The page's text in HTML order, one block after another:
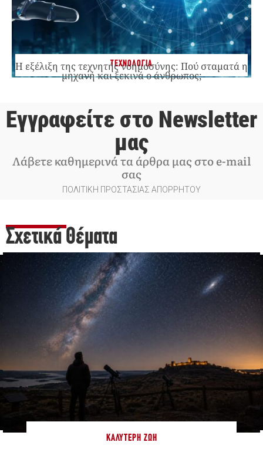
ΤΕΧΝΟΛΟΓΙΑ
Η εξέλιξη της τεχνητής νοημοσύνης: Πού σταματά η
μηχανή και ξεκινά ο άνθρωπος;
Εγγραφείτε στο Newsletter
μας
Λάβετε καθημερινά τα άρθρα μας στο e-mail
σας
ΠΟΛΙΤΙΚΗ ΠΡΟΣΤΑΣΙΑΣ ΑΠΟΡΡΗΤΟΥ
Σχετικά Θέματα
ΚΑΛΎΤΕΡΗ ΖΩΉ